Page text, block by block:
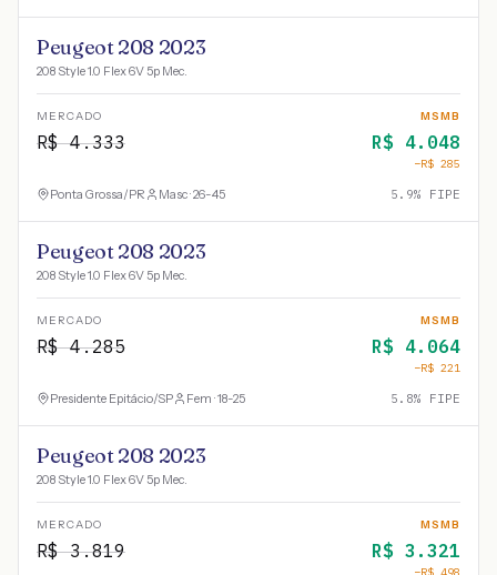
Peugeot 208 2023
208 Style 1.0 Flex 6V 5p Mec.
MERCADO
R$4.333
MSMB
R$ 4.048
−R$ 285
Ponta Grossa/PR Masc · 26-45 5.9% FIPE
Peugeot 208 2023
208 Style 1.0 Flex 6V 5p Mec.
MERCADO
R$4.285
MSMB
R$ 4.064
−R$ 221
Presidente Epitácio/SP Fem · 18-25 5.8% FIPE
Peugeot 208 2023
208 Style 1.0 Flex 6V 5p Mec.
MERCADO
R$3.819
MSMB
R$ 3.321